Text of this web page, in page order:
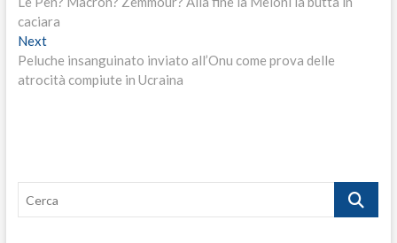
articoli
caciara
NextNext
post:
Peluche insanguinato inviato all’Onu come prova delle
atrocità compiute in Ucraina
Cerca